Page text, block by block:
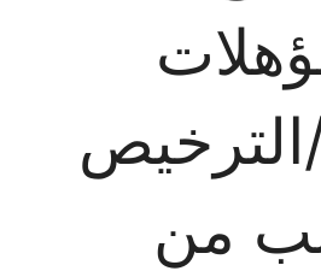
الترخيص
من